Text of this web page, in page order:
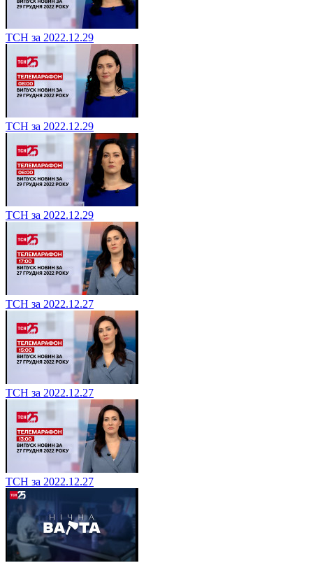
ТСН за 2022.12.29
ТСН за 2022.12.29
ТСН за 2022.12.29
ТСН за 2022.12.27
ТСН за 2022.12.27
ТСН за 2022.12.27